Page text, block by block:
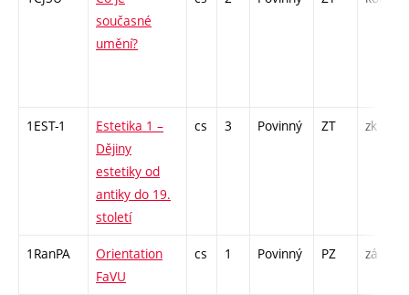
současné
umění?
1EST-1
Estetika 1 –
Dějiny
estetiky od
antiky do 19.
století
cs 3 Povinný ZT zk
1RanPA
Orientation
FaVU
cs 1 Povinný PZ zá